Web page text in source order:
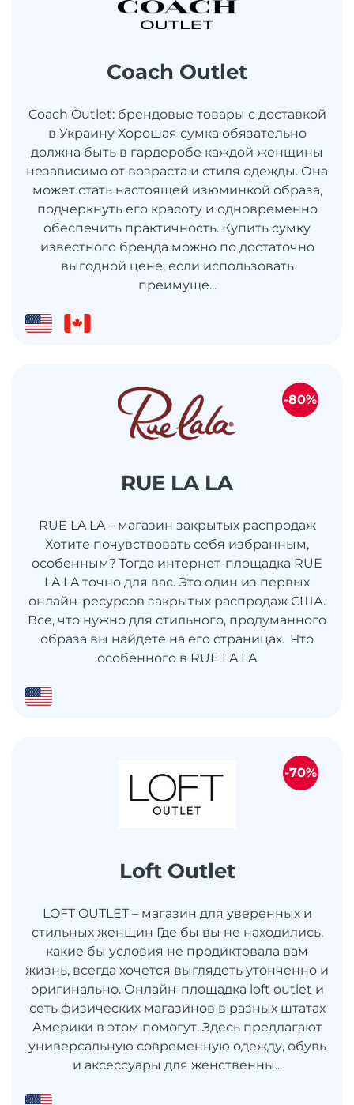
Coach Outlet
Coach Outlet: брендовые товары с доставкой
в ​​Украину Хорошая сумка обязательно
должна быть в гардеробе каждой женщины
независимо от возраста и стиля одежды. Она
может стать настоящей изюминкой образа,
подчеркнуть его красоту и одновременно
обеспечить практичность. Купить сумку
известного бренда можно по достаточно
выгодной цене, если использовать
преимуще...
RUE LA LA
RUE LA LA – магазин закрытых распродаж
Хотите почувствовать себя избранным,
особенным? Тогда интернет-площадка RUE
LA LA точно для вас. Это один из первых
онлайн-ресурсов закрытых распродаж США.
Все, что нужно для стильного, продуманного
образа вы найдете на его страницах. Что
особенного в RUE LA LA
-80%
Loft Outlet
LOFT OUTLET – магазин для уверенных и
стильных женщин Где бы вы не находились,
какие бы условия не продиктовала вам
жизнь, всегда хочется выглядеть утонченно и
оригинально. Онлайн-площадка loft outlet и
сеть физических магазинов в разных штатах
Америки в этом помогут. Здесь предлагают
универсальную современную одежду, обувь
и аксессуары для женственны...
-70%